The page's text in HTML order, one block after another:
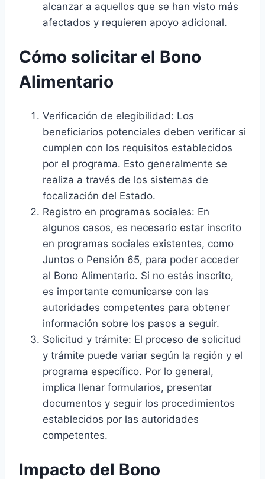
alcanzar a aquellos que se han visto más
afectados y requieren apoyo adicional.
Cómo solicitar el Bono
Alimentario
Verificación de elegibilidad: Los
beneficiarios potenciales deben verificar si
cumplen con los requisitos establecidos
por el programa. Esto generalmente se
realiza a través de los sistemas de
focalización del Estado.
Registro en programas sociales: En
algunos casos, es necesario estar inscrito
en programas sociales existentes, como
Juntos o Pensión 65, para poder acceder
al Bono Alimentario. Si no estás inscrito,
es importante comunicarse con las
autoridades competentes para obtener
información sobre los pasos a seguir.
Solicitud y trámite: El proceso de solicitud
y trámite puede variar según la región y el
programa específico. Por lo general,
implica llenar formularios, presentar
documentos y seguir los procedimientos
establecidos por las autoridades
competentes.
Impacto del Bono